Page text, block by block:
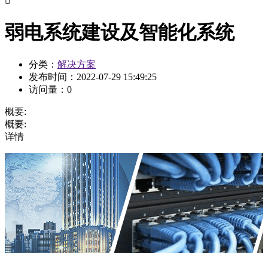
弱电系统建设及智能化系统
分类： 解决方案
发布时间： 2022-07-29 15:49:25
访问量： 0
概要:
概要:
详情